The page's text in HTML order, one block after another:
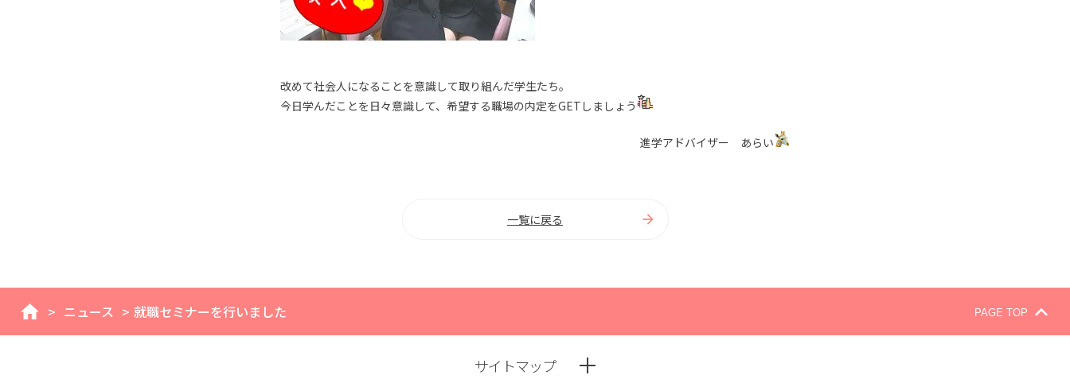
改めて社会人になることを意識して取り組んだ学生たち。
今日学んだことを日々意識して、希望する職場の内定をGETしましょう
進学アドバイザー あらい
一覧に戻る
home
> ニュース > 就職セミナーを行いました PAGE TOP
サイトマップ